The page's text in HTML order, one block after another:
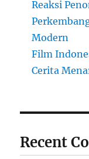
Reaksi
Modern
Film
Cerita
Recent